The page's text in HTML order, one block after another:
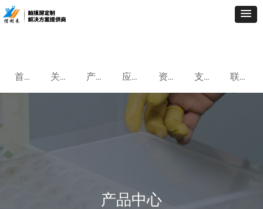
首页 关于我们 产品中心 应用案例 资讯中心 支持与服务 联系我们
产品中心